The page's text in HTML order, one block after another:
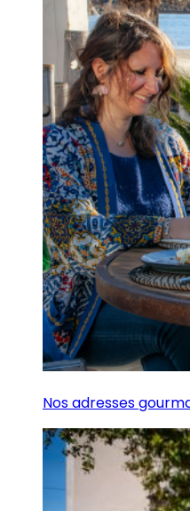
Nos adresses